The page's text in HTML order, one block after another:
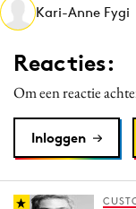
Interne communicatie
Media
Merkstrategie
PR
Programmatic
Reputatie & crisis
Kari-Anne Fygi
Reacties:
Om een reactie
Inloggen